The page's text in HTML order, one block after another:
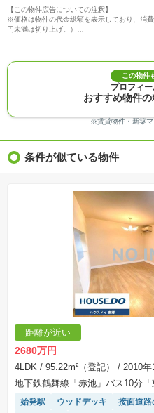
【この物件広告についての注釈】
※価格は物件の代金総額を表示しており、消
円未満は切り上げ。）
※写真に写っている、またはパース（絵）や
※建築条件付き土地価格には、建物価格は含
※物件情報は、原則として情報提供日の２日
※完成予想図はいずれも外構、植栽、外観等
※モデルルーム・モデルハウス・展示場・シ
※ＣＧ合成の画像の場合、実際とは多少異な
※物件特徴：販売戸数が複数の物件は、全て
※価格更新：物件価格が変更された日から１週
※建築条件土地の情報内に掲載されている、
の一例であって、プランの採用可否は任意です
※土地（建築条件なし）で「建物プラン例」
負会社によるもので、当該建築請負会社以外
とは限りません。また建築請負会社を特定す
※建築条件付き土地とは、その土地に建築す
ことを条件として売買される土地のことをい
協議するため、土地購入者が自己の希望する
交渉期間が設定され、その期間内で希望を満
します。なお、この期間は概ね3ヶ月程度と
負契約が成立しない場合、土地売買契約は白
手付金など）は名目のいかんに関わらず、全
※課税対象物件の「価格」や「費用等」は消
※「本体価格」とは、課税対象物件において
合計額を指します。
表示されておりません。
※取引にかかる費用：物件の契約手続き、決
不動産会社によって表記有無が異なるため、
いたします。
場合があります。
この物件
プロフィ
おすすめ物件の
※賃貸物件・新築
条件が似ている物件
距離が近い
2680万円
4LDK / 95.22m²（登記）
/ 2010年
地下鉄鶴舞線「赤池」バス10分
始発駅 ウッドデッキ 接面道